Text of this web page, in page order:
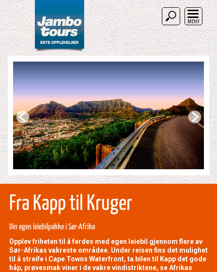
MENY
Fra Kapp til Kruger
Din egen leiebilpakke i Sør-Afrika
Opplev friheten til å ferdes med egen leiebil gjennom flere av
Sør-Afrikas vakreste områdee. Under reisen fins det mulighet
til å streife i Cape Towns Waterfront, ta bilen til Kapp det gode
håp, prøvesmak viner i de vakre vindistriktene, se Afrikas